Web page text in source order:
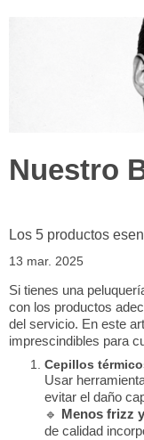
Nuestro
Los 5 productos
13 mar. 2025
Si tienes una
con los productos
del servicio. En este
imprescindibles para
Cepillos
Usar
evitar el daño
🔹
Menos frizz
de calidad